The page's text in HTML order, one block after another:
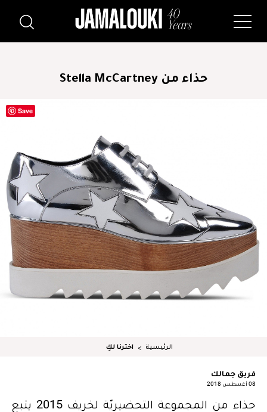
حذاء من Stella McCartney
الرئيسية اخترنا لكِ
فريق جمالك
08 أغسطس 2018
حذاء من المجموعة التحضيريّة لخريف 2015 يتبع
Save